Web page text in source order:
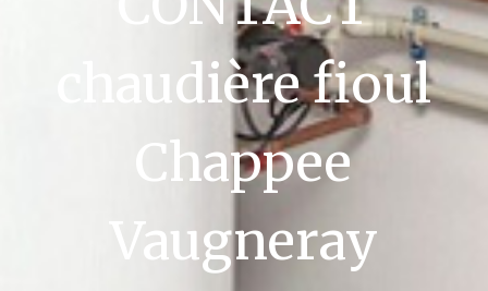
chaudière fioul
Chappee
Vaugneray